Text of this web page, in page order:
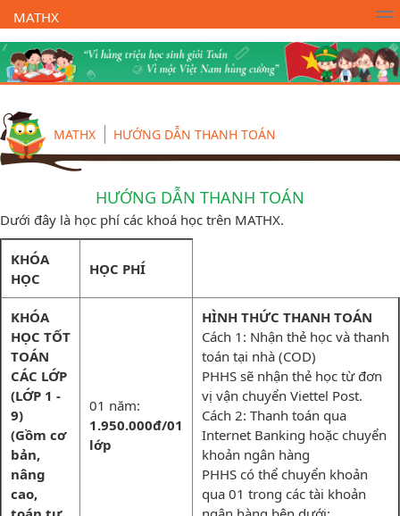
MATHX
Trường Toán Online MATHX Học toán - Lớp 1
MATHX HƯỚNG DẪN THANH TOÁN
HƯỚNG DẪN THANH TOÁN
Dưới đây là học phí các khoá học trên MATHX.
KHÓA
HỌC
HỌC PHÍ
KHÓA
HỌC TỐT
TOÁN
CÁC LỚP
(LỚP 1 -
9)
(Gồm cơ
bản,
nâng
cao,
01 năm:
1.950.000đ/01
lớp
HÌNH THỨC THANH TOÁN
Cách 1: Nhận thẻ học và thanh
toán tại nhà (COD)
PHHS sẽ nhận thẻ học từ đơn
vị vận chuyển Viettel Post.
Cách 2: Thanh toán qua
Internet Banking hoặc chuyển
khoản ngân hàng
PHHS có thể chuyển khoản
qua 01 trong các tài khoản